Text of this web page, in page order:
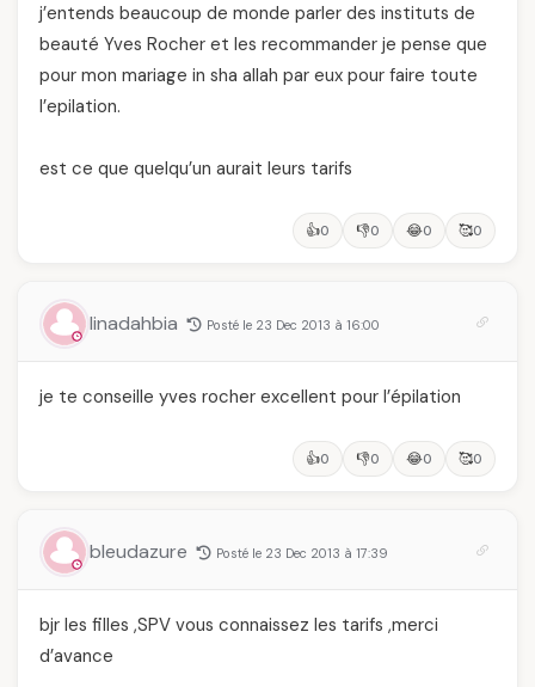
j’entends beaucoup de monde parler des instituts de
beauté Yves Rocher et les recommander je pense que
pour mon mariage in sha allah par eux pour faire toute
l’epilation.
est ce que quelqu’un aurait leurs tarifs
👍0 👎0 😂0 🥰0
linadahbia Posté le 23 Dec 2013 à 16:00
je te conseille yves rocher excellent pour l’épilation
👍0 👎0 😂0 🥰0
bleudazure Posté le 23 Dec 2013 à 17:39
bjr les filles ,SPV vous connaissez les tarifs ,merci
d’avance